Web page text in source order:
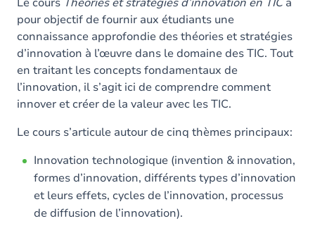
pour objectif de fournir aux étudiants une
connaissance approfondie des théories et stratégies
d’innovation à l’œuvre dans le domaine des TIC. Tout
en traitant les concepts fondamentaux de
l’innovation, il s’agit ici de comprendre comment
innover et créer de la valeur avec les TIC.
Le cours s’articule autour de cinq thèmes principaux:
Innovation technologique (invention & innovation,
formes d’innovation, différents types d’innovation
et leurs effets, cycles de l’innovation, processus
de diffusion de l’innovation).